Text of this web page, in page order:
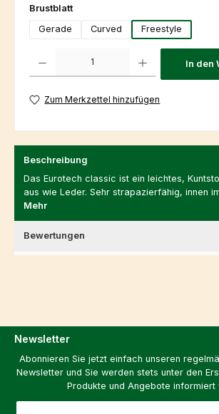
Brustblattauswählen
Gerade
Curved Freestyle
Produkt Anzahl: Gib den gewünschten Wert
In den
Zum Merkzettel hinzufügen
Beschreibung
Das Eurotech classic ist ein leichtes,
aus wie Leder. Sehr strapazierfähig, innen
Mehr
Bewertungen
Newsletter
Abonnieren Sie jetzt einfach unseren
Newsletter und Sie werden stets unter den
Produkte und Angebote informiert